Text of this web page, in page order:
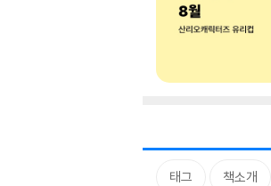
태그 책소개